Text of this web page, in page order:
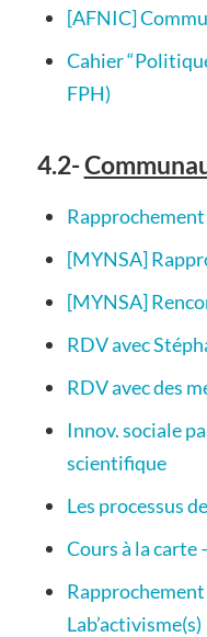
[AFNIC]
Cahier
FPH)
4.2-
Rapprochement
[MYNSA]
[MYNSA]
RDV avec
RDV avec des
Innov. sociale
scientifique
Les processus
Cours à la carte
Lab’activisme(s)